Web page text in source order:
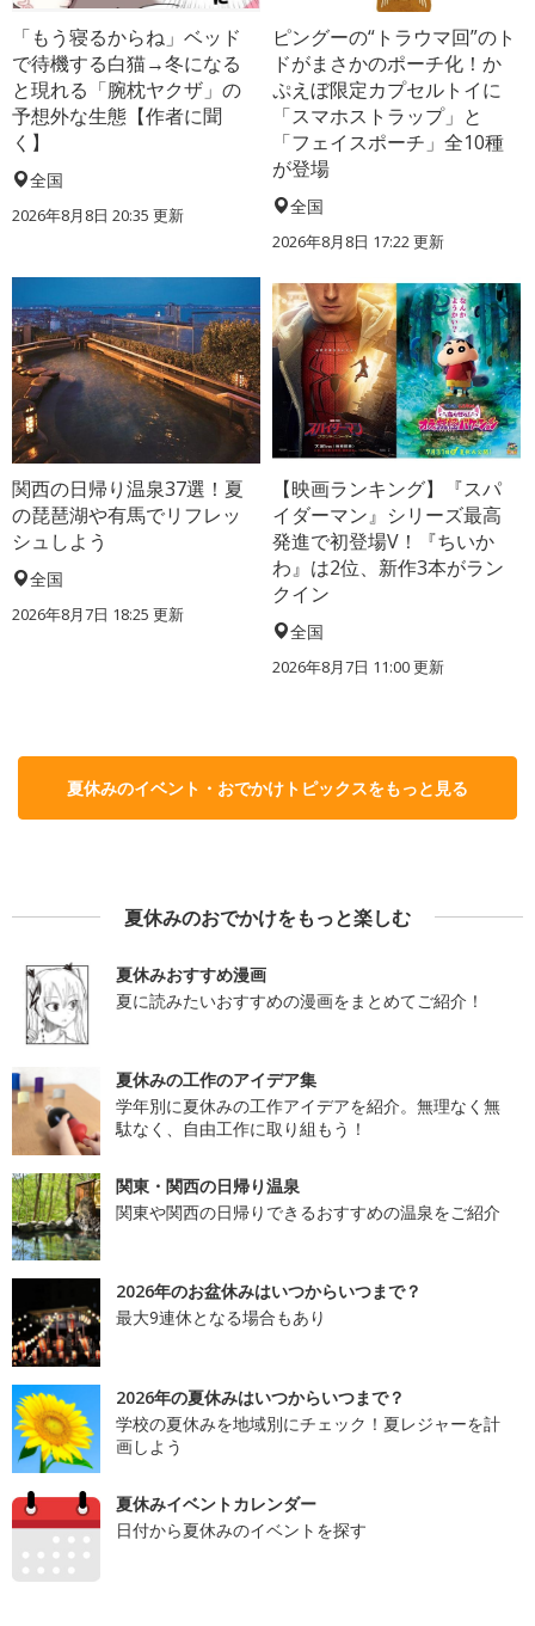
「もう寝るからね」ベッド
で待機する白猫→冬になる
と現れる「腕枕ヤクザ」の
予想外な生態【作者に聞
く】
全国
2026年8月8日 20:35 更新
ピングーの“トラウマ回”のト
ドがまさかのポーチ化！か
ぷえぼ限定カプセルトイに
「スマホストラップ」と
「フェイスポーチ」全10種
が登場
全国
2026年8月8日 17:22更新
関西の日帰り温泉37選！夏
の琵琶湖や有馬でリフレッ
シュしよう
全国
2026年8月7日 18:25 更新
【映画ランキング】『スパ
イダーマン』シリーズ最高
発進で初登場V！『ちいか
わ』は2位、新作3本がラン
クイン
全国
2026年8月7日 11:00更新
夏休みのイベント・おでかけトピックスをもっと見る
夏休みのおでかけをもっと楽しむ
夏休みおすすめ漫画
夏に読みたいおすすめの漫画をまとめてご紹介！
夏休みの工作のアイデア集
学年別に夏休みの工作アイデアを紹介。無理なく無
駄なく、自由工作に取り組もう！
関東・関西の日帰り温泉
関東や関西の日帰りできるおすすめの温泉をご紹介
2026年のお盆休みはいつからいつまで？
最大9連休となる場合もあり
2026年の夏休みはいつからいつまで？
学校の夏休みを地域別にチェック！夏レジャーを計
画しよう
夏休みイベントカレンダー
日付から夏休みのイベントを探す